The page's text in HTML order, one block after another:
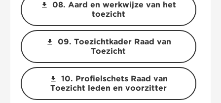
download
08. Aard en werkwijze van het
toezicht
download
09. Toezichtkader Raad van
Toezicht
download
10. Profielschets Raad van
Toezicht leden en voorzitter